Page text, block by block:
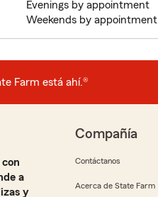
Evenings by appointment
Weekends by appointment
Farm está ahí.®
a
y
Compañía
Contáctanos
Acerca de State Farm